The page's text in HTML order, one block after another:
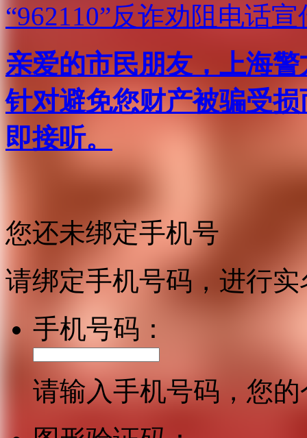
“962110”反诈劝阻电话宣
亲爱的市民朋友，上海
针对避免您财产被骗受
即接听。
您还未绑定手机号
请绑定手机号码，进行
手机号码：
请输入手机号码，您